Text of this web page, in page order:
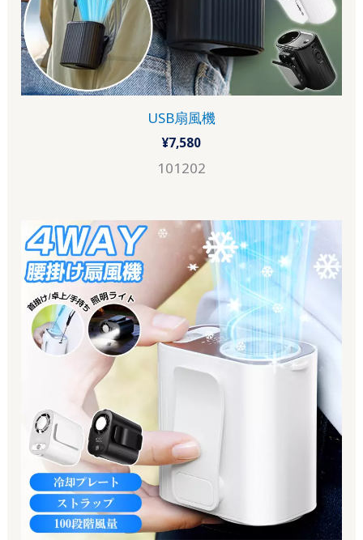
USB扇風機
¥7,580
101202